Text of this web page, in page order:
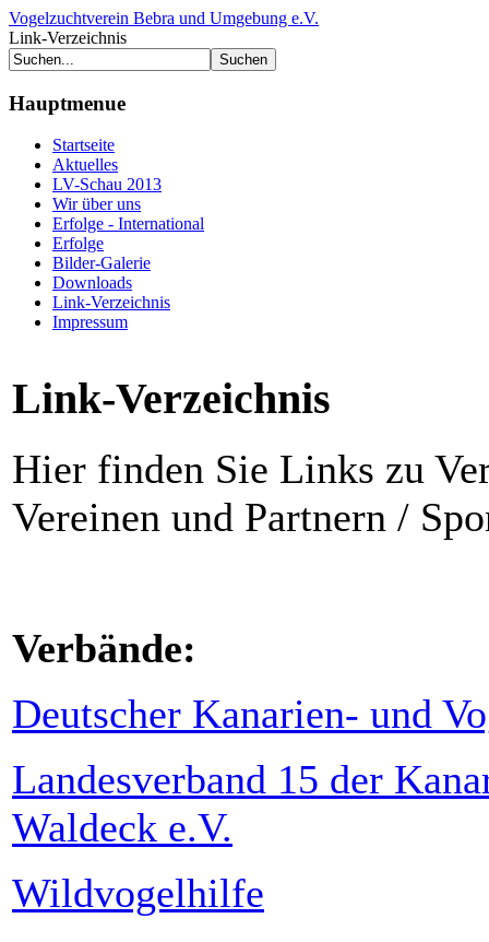
Vogelzuchtverein Bebra und Umgebung e.V.
Link-Verzeichnis
Hauptmenue
Startseite
Aktuelles
LV-Schau 2013
Wir über uns
Erfolge - International
Erfolge
Bilder-Galerie
Downloads
Link-Verzeichnis
Impressum
Link-Verzeichnis
Hier finden Sie Links zu
Vereinen und Partnern /
Verbände:
Deutscher Kanarien- und
Landesverband 15 der
Waldeck e.V.
Wildvogelhilfe